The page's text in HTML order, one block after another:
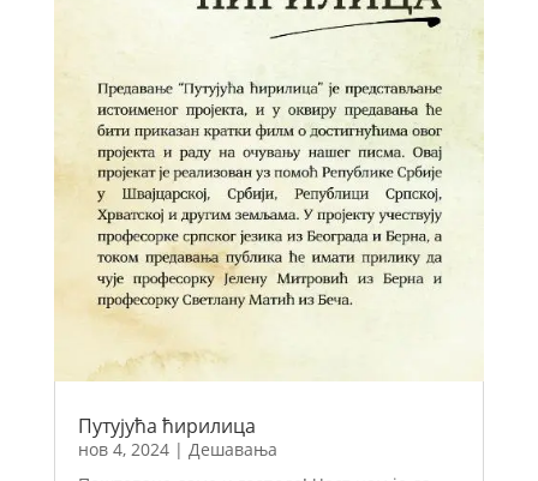
Путујућа ћирилица
нов 4, 2024| Дешавања